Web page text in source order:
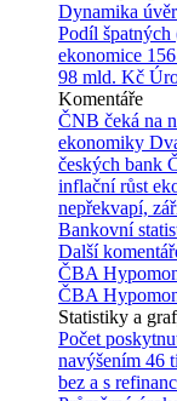
Dynamika
Podíl
ekonomice
98 mld. Kč
Komentáře
ČNB čeká na
ekonomiky
českých bank
inflační růst
nepřekvapí,
Bankovní
Další
ČBA
ČBA
Statistiky a
Počet
navýšením 46
bez a s